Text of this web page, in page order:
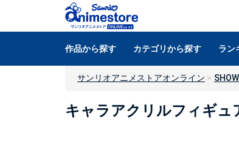
作品から探す カテゴリから探す ラン
サンリオアニメストアオンライン
キャラアクリルフィギュ